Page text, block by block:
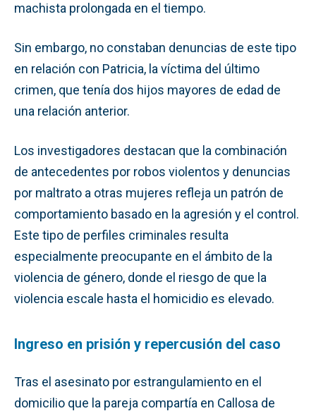
machista prolongada en el tiempo.
Sin embargo, no constaban denuncias de este tipo
en relación con Patricia, la víctima del último
crimen, que tenía dos hijos mayores de edad de
una relación anterior.
Los investigadores destacan que la combinación
de antecedentes por robos violentos y denuncias
por maltrato a otras mujeres refleja un patrón de
comportamiento basado en la agresión y el control.
Este tipo de perfiles criminales resulta
especialmente preocupante en el ámbito de la
violencia de género, donde el riesgo de que la
violencia escale hasta el homicidio es elevado.
Ingreso en prisión y repercusión del caso
Tras el asesinato por estrangulamiento en el
domicilio que la pareja compartía en Callosa de